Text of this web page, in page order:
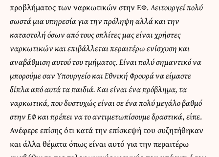
προβλήματος των ναρκωτικών στην ΕΦ.Λειτουργεί πολύ
σωστά μια υπηρεσία για την πρόληψη αλλά και την
καταστολή όσων από τους οπλίτες μας είναι χρήστες
ναρκωτικών και επιβάλλεται περαιτέρω ενίσχυση και
αναβάθμιση αυτού του τμήματος. Είναι πολύ σημαντικό να
μπορούμε σαν Υπουργείο και Εθνική Φρουρά να είμαστε
δίπλα από αυτά τα παιδιά. Και είναι ένα πρόβλημα, τα
ναρκωτικά, που δυστυχώς είναι σε ένα πολύ μεγάλο βαθμό
στην ΕΦ και πρέπει να το αντιμετωπίσουμε δραστικά, είπε.
Ανέφερε επίσης ότι κατά την επίσκεψή του συζητήθηκαν
και άλλα θέματα όπως είναι αυτό για την περαιτέρω